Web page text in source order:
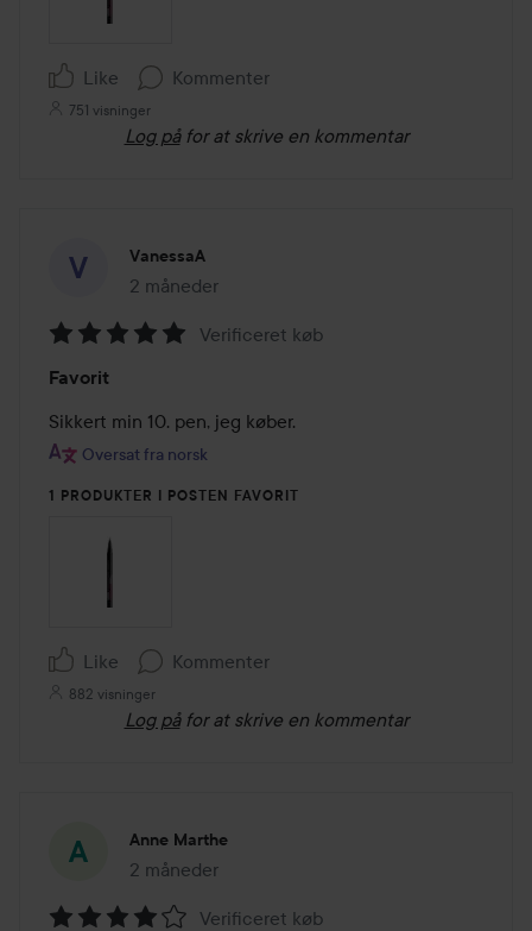
Like Kommenter
751 visninger
Log på for at skrive en kommentar
VanessaA
2 måneder
Posten blev oprettet 2 måneder
5
ud
af
Verificeret køb
Favorit
Sikkert min 10. pen, jeg køber.
Oversat fra norsk
1 PRODUKTER I POSTEN FAVORIT
Like Kommenter
882 visninger
Log på for at skrive en kommentar
Anne Marthe
2 måneder
Posten blev oprettet 2 måneder
Verificeret køb